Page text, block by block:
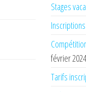
Stages
février 2024
Tarifs